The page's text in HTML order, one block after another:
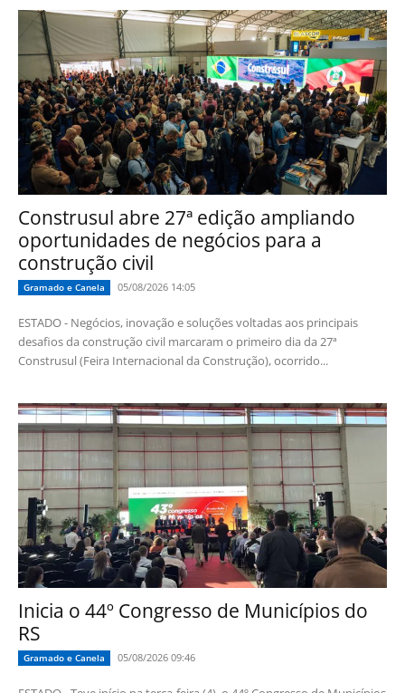
Construsul abre 27ª edição ampliando
oportunidades de negócios para a
construção civil
Gramado e Canela 05/08/2026 14:05
ESTADO - Negócios, inovação e soluções voltadas aos principais
desafios da construção civil marcaram o primeiro dia da 27ª
Construsul (Feira Internacional da Construção), ocorrido...
Inicia o 44º Congresso de Municípios do
RS
Gramado e Canela 05/08/2026 09:46